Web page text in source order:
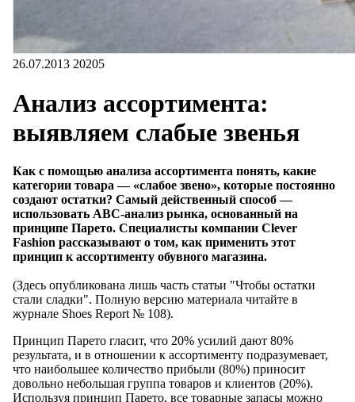
26.07.2013 20205
Анализ ассортимента:
выявляем слабые звенья
Как с помощью анализа ассортимента понять, какие
категории товара — «слабое звено», которые постоянно
создают остатки? Самый действенный способ —
использовать ABC-анализ рынка, основанный на
принципе Парето. Специалисты компании Clever
Fashion рассказывают о том, как применить этот
принцип к ассортименту обувного магазина.
(Здесь опубликована лишь часть статьи "Чтобы остатки
стали сладки". Полную версию материала читайте в
журнале Shoes Report № 108).
Принцип Парето гласит, что 20% усилий дают 80%
результата, и в отношении к ассортименту подразумевает,
что наибольшее количество прибыли (80%) приносит
довольно небольшая группа товаров и клиентов (20%).
Используя принцип Парето, все товарные запасы можно